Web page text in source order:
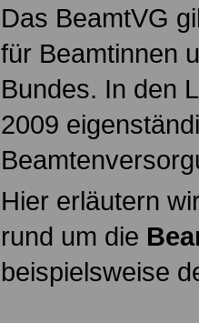
Das BeamtVG
für Beamtinnen
Bundes. In den
2009
Hier erläutern
rund um die
beispielsweise